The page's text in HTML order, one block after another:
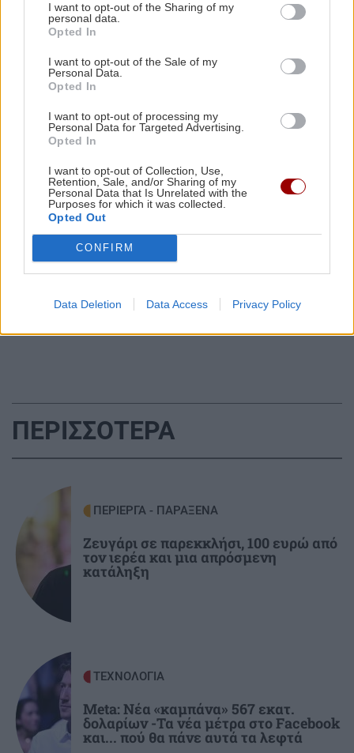
I want to opt-out of the Sharing of my
personal data.
Opted In
I want to opt-out of the Sale of my
Personal Data.
Opted In
I want to opt-out of processing my
Personal Data for Targeted Advertising.
Opted In
I want to opt-out of Collection, Use,
Retention, Sale, and/or Sharing of my
Personal Data that Is Unrelated with the
Purposes for which it was collected.
Opted Out
CONFIRM
Data Deletion Data Access Privacy Policy
Ζευγάρι σε παρεκκλήσι, 100 ευρώ από τον
ιερέα και μια απρόσμενη κατάληξη
12:35
ΤΕΧΝΟΛΟΓΙΑ
νέα μέτρα στο Facebook και... πού θα πάνε
αυτά τα λεφτά
12:31
ΕΛΛΑΔΑ
Marfin: Προθεσμία έλαβε η 46χρονη - «Είναι
αθώα» λέει ο συνήγορός της
12:25
ΚΡΗΤΗ
Δήμας από Καστέλλι: Στόχος το αεροδρόμιο να
λειτουργεί κανονικά τον Νοέμβριο του 2028
από ακάλυπτο πολυκατοικίας
12:09
ΣΠΙΤΙ
Καλλιμάνη: Θαμώνας της πέταξε λουλούδια
στο πρόσωπο
ΚΡΗΤΗ
πέθανε!
ΠΟΛΙΤΙΚΟ ΠΑΡΑΣΚΗΝΙΟ
Τελέστηκε το ετήσιο μνημόσυνο της Λένας
Σαμαρά – Ποιοι βρέθηκαν στο πλευρό του
Όλες οι ειδήσεις
ΠΕΡΙΣΣΟΤΕΡΑ
ΠΕΡΙΕΡΓΑ - ΠΑΡΑΞΕΝΑ
Ζευγάρι σε παρεκκλήσι, 100 ευρώ από
τον ιερέα και μια απρόσμενη
κατάληξη
ΤΕΧΝΟΛΟΓΙΑ
Meta: Νέα «καμπάνα» 567 εκατ.
δολαρίων -Τα νέα μέτρα στο Facebook
και... πού θα πάνε αυτά τα λεφτά